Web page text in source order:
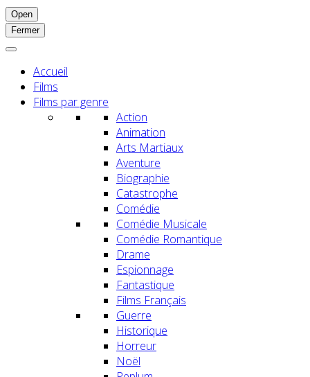
Open
Fermer
Accueil
Films
Films par genre
Action
Animation
Arts Martiaux
Aventure
Biographie
Catastrophe
Comédie
Comédie Musicale
Comédie Romantique
Drame
Espionnage
Fantastique
Films Français
Guerre
Historique
Horreur
Noël